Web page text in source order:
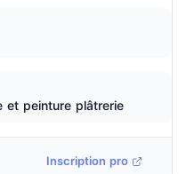
et peinture plâtrerie
Inscription pro